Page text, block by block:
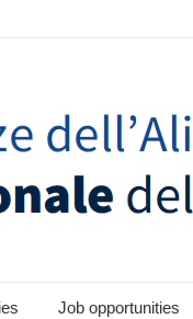
Job opportunities